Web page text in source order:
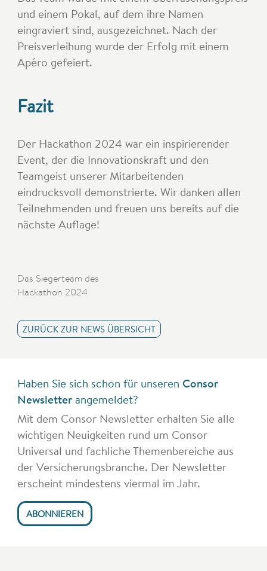
und einem Pokal, auf dem ihre Namen
eingraviert sind, ausgezeichnet. Nach der
Preisverleihung wurde der Erfolg mit einem
Apéro gefeiert.
Fazit
Der Hackathon 2024 war ein inspirierender
Event, der die Innovationskraft und den
Teamgeist unserer Mitarbeitenden
eindrucksvoll demonstrierte. Wir danken allen
Teilnehmenden und freuen uns bereits auf die
nächste Auflage!
Das Siegerteam des
Hackathon 2024
ZURÜCK ZUR NEWS ÜBERSICHT
Haben Sie sich schon für unseren Consor
Newsletterangemeldet?
Mit dem Consor Newsletter erhalten Sie alle
wichtigen Neuigkeiten rund um Consor
Universal und fachliche Themenbereiche aus
der Versicherungsbranche. Der Newsletter
erscheint mindestens viermal im Jahr.
ABONNIEREN